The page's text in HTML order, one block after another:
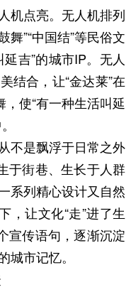
机点亮。无人机排列
舞”“中国结”等民俗文
吉”的城市IP。无人
结合，让“金达莱”在
，使“有一种生活叫延
不是飘浮于日常之外
于街巷、生长于人群
系列精心设计又自然
，让文化“走”进了生
宣传语句，逐渐沉淀
市记忆。